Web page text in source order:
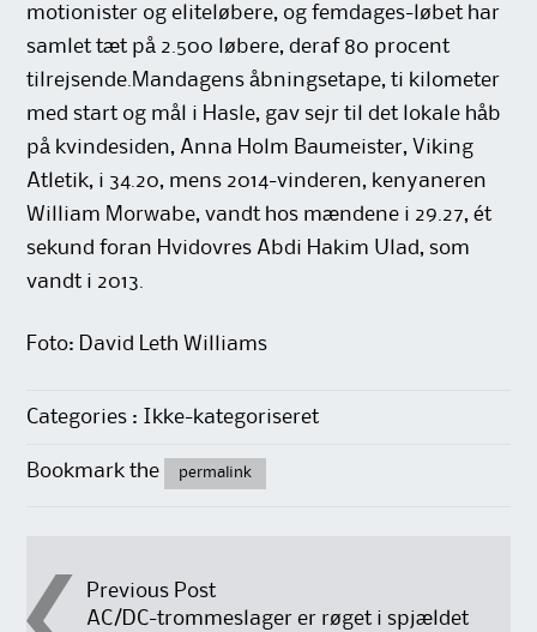
motionister og eliteløbere, og femdages-løbet har
samlet tæt på 2.500 løbere, deraf 80 procent
tilrejsende.Mandagens åbningsetape, ti kilometer
med start og mål i Hasle, gav sejr til det lokale håb
på kvindesiden, Anna Holm Baumeister, Viking
Atletik, i 34.20, mens 2014-vinderen, kenyaneren
William Morwabe, vandt hos mændene i 29.27, ét
sekund foran Hvidovres Abdi Hakim Ulad, som
vandt i 2013.
Foto: David Leth Williams
Categories : Ikke-kategoriseret
Bookmark the permalink
PostPrevious Post
AC/DC-trommeslager er røget i spjældet